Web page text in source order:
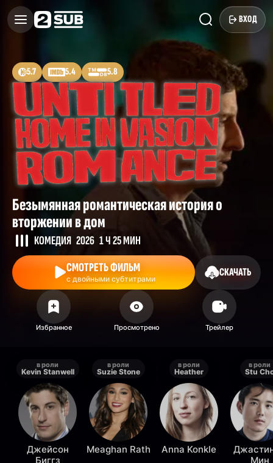
ВХОД
5.7 5.4 5.8
Безымянная романтическая история о
вторжении в дом
КОМЕДИЯ 2026 1 Ч 25 МИН
СМОТРЕТЬ ФИЛЬМ
с двойными субтитрами
СКАЧАТЬ
в роли
Kevin Stanwell
Джейсон
Биггз
в роли
Suzie Stone
Meaghan Rath
в роли
Heather
Anna Konkle
в роли
Stu
Мин